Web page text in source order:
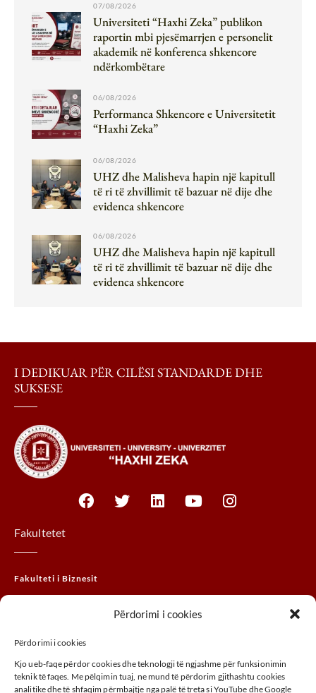
Përdorimi i cookies
Përdorimi i cookies
Kjo ueb-faqe përdor cookies dhe teknologji të ngjashme për funksionimin
teknik të faqes. Me pëlqimin tuaj, ne mund të përdorim gjithashtu cookies
analitike dhe të shfaqim përmbajtje nga palë të treta si YouTube dhe Google
07/08/2026
Universiteti “Haxhi Zeka” publikon
raportin mbi pjesëmarrjen e personelit
akademik në konferenca shkencore
ndërkombëtare
06/08/2026
Performanca Shkencore e Universitetit
“Haxhi Zeka”
06/08/2026
UHZ dhe Malisheva hapin një kapitull
të ri të zhvillimit të bazuar në dije dhe
evidenca shkencore
06/08/2026
UHZ dhe Malisheva hapin një kapitull
të ri të zhvillimit të bazuar në dije dhe
evidenca shkencore
I DEDIKUAR PËR CILËSI STANDARDE DHE
SUKSESE
Fakultetet
Fakulteti i Biznesit
Fakulteti i Arteve